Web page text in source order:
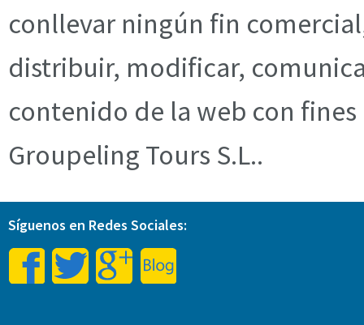
conllevar ningún fin
distribuir, modificar,
contenido de la web con
Groupeling Tours S.L..
Síguenos en Redes Sociales: